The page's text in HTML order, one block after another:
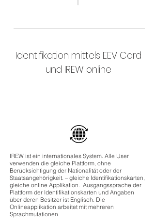
Identifikation mittels EEV Card
und IREW online
IREW ist ein internationales System. Alle User
verwenden die gleiche Plattform, ohne
Berücksichtigung der Nationalität oder der
Staatsangehörigkeit. – gleiche Identifikationskarten,
gleiche online Applikation. Ausgangssprache der
Plattform der Identifikationskarten und Angaben
über deren Besitzer ist Englisch. Die
Onlineapplikation arbeitet mit mehreren
Sprachmutationen